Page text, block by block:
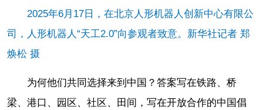
2025年6月17日，在北京人形机器人创新中心有限公
司，人形机器人“天工2.0”向参观者致意。新华社记者 郑
焕松 摄
为何他们共同选择来到中国？答案写在铁路、桥
梁、港口、园区、社区、田间，写在开放合作的中国倡